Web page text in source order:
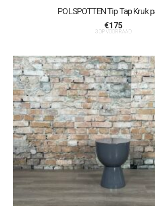
POLSPOTTEN Tip Tap Kruk
€175
3 OP VOORRAAD